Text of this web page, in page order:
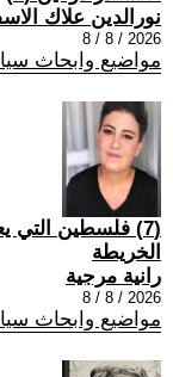
نورالدين علاك
2026 / 8 / 8
مواضيع وابحاث
(7) فلسطين التي
الخريطة
رانية مرجية
2026 / 8 / 8
مواضيع وابحاث